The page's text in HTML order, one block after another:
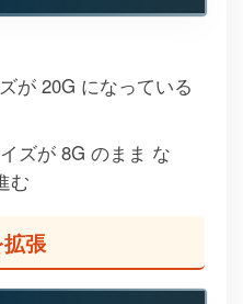
が 20G になっている
ズが 8G のまま な
む
張